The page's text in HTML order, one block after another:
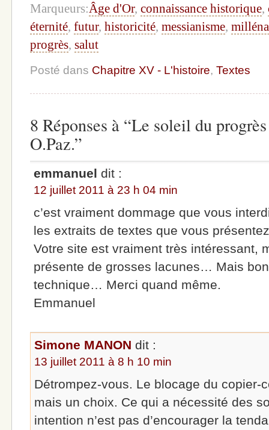
Marqueurs:Âge d'Or, connaissance historique,
éternité, futur, historicité, messianisme,
progrès, salut
Posté dans Chapitre XV - L'histoire, Textes
8 Réponses à “Le soleil du
O.Paz.”
emmanuel dit :
12 juillet 2011 à 23 h 04 min
c’est vraiment dommage que vous
les extraits de textes que vous
Votre site est vraiment très intéressant,
présente de grosses lacunes… Mais
technique… Merci quand même.
Emmanuel
Simone MANON dit :
13 juillet 2011 à 8 h 10 min
Détrompez-vous. Le blocage du copier-
mais un choix. Ce qui a nécessité des
intention n’est pas d’encourager la